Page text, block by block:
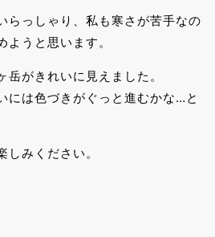
らっしゃり、私も寒さが苦手なの
ようと思います。
がきれいに見えました。
には色づきがぐっと進むかな…と
みください。